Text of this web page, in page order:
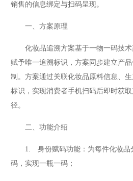
销售的信息绑定与扫码呈现。
一、方案原理
化妆品追溯方案基于一物一码技
赋予唯一追溯标识，方案同步建立产
制。方案通过关联化妆品原料信息、
标识，实现消费者手机扫码后即时获
径。
二、功能介绍
1. 身份赋码功能：为每件化妆品
码，实现一瓶一码；